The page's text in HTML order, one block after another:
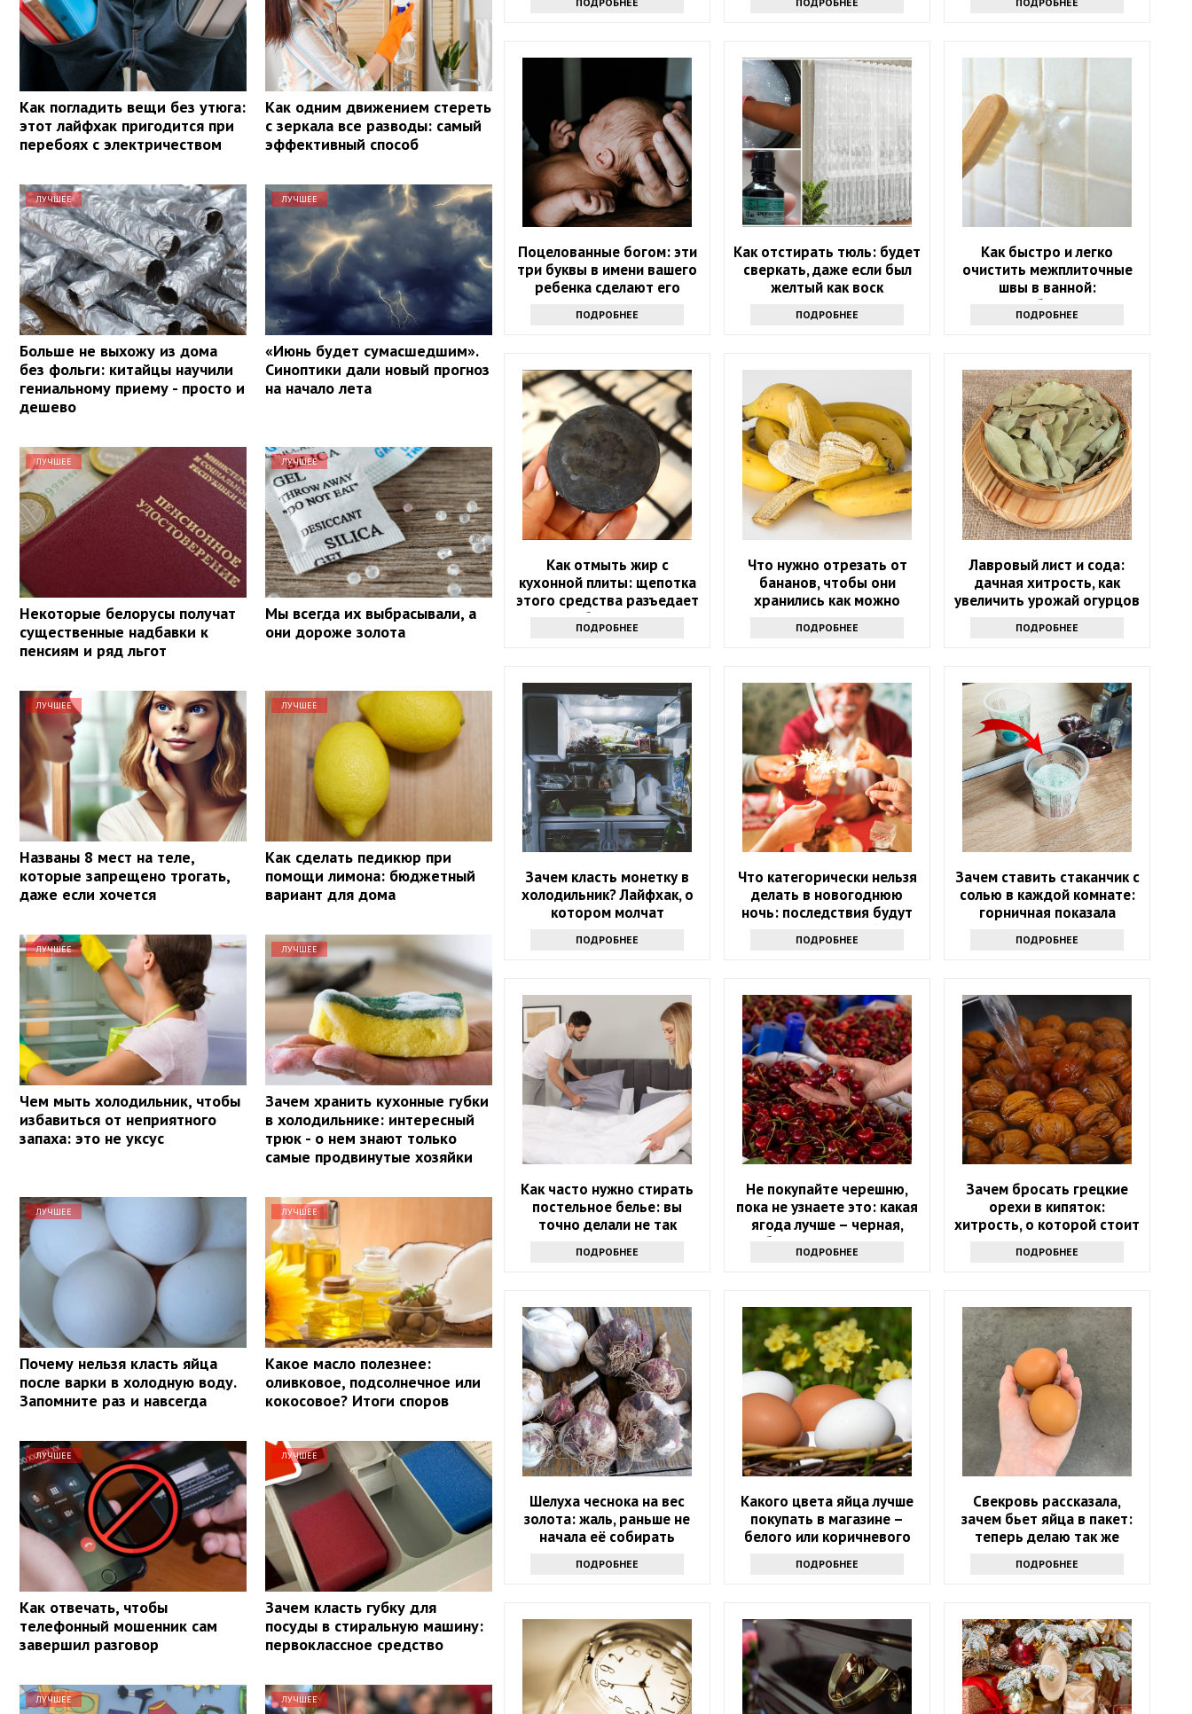
Как погладить вещи без утюга:
этот лайфхак пригодится при
перебоях с электричеством
Как одним движением стереть
с зеркала все разводы: самый
эффективный способ
ЛУЧШЕЕ
Больше не выхожу из дома
без фольги: китайцы научили
гениальному приему - просто и
дешево
ЛУЧШЕЕ
«Июнь будет сумасшедшим».
Синоптики дали новый прогноз
на начало лета
ЛУЧШЕЕ
Некоторые белорусы получат
существенные надбавки к
пенсиям и ряд льгот
ЛУЧШЕЕ
Мы всегда их выбрасывали, а
они дороже золота
ЛУЧШЕЕ
Названы 8 мест на теле,
которые запрещено трогать,
даже если хочется
ЛУЧШЕЕ
Как сделать педикюр при
помощи лимона: бюджетный
вариант для дома
ЛУЧШЕЕ
Чем мыть холодильник, чтобы
избавиться от неприятного
запаха: это не уксус
ЛУЧШЕЕ
Зачем хранить кухонные губки
в холодильнике: интересный
трюк - о нем знают только
самые продвинутые хозяйки
ЛУЧШЕЕ
Почему нельзя класть яйца
после варки в холодную воду.
Запомните раз и навсегда
ЛУЧШЕЕ
Какое масло полезнее:
оливковое, подсолнечное или
кокосовое? Итоги споров
ЛУЧШЕЕ
Как отвечать, чтобы
телефонный мошенник сам
завершил разговор
ЛУЧШЕЕ
Зачем класть губку для
посуды в стиральную машину:
первоклассное средство
ЛУЧШЕЕ ЛУЧШЕЕ
Поцелованные богом: эти
три буквы в имени вашего
ребенка сделают его
ПОДРОБНЕЕ
Как отстирать тюль: будет
сверкать, даже если был
желтый как воск
ПОДРОБНЕЕ
Как быстро и легко
очистить межплиточные
швы в ванной:
понадобится соль
ПОДРОБНЕЕ
Как отмыть жир с
кухонной плиты: щепотка
этого средства разъедает
любую грязь
ПОДРОБНЕЕ
Что нужно отрезать от
бананов, чтобы они
хранились как можно
маленькая хитрость
ПОДРОБНЕЕ
Лавровый лист и сода:
дачная хитрость, как
увеличить урожай огурцов
ПОДРОБНЕЕ
Зачем класть монетку в
холодильник? Лайфхак, о
котором молчат
ПОДРОБНЕЕ
Что категорически нельзя
делать в новогоднюю
ночь: последствия будут
на весь следующий год
ПОДРОБНЕЕ
Зачем ставить стаканчик с
солью в каждой комнате:
горничная показала
ПОДРОБНЕЕ
Как часто нужно стирать
постельное белье: вы
точно делали не так
ПОДРОБНЕЕ
Не покупайте черешню,
пока не узнаете это: какая
ягода лучше – черная,
белая или розовая
ПОДРОБНЕЕ
Зачем бросать грецкие
орехи в кипяток:
хитрость, о которой стоит
ПОДРОБНЕЕ
Шелуха чеснока на вес
золота: жаль, раньше не
начала её собирать
ПОДРОБНЕЕ
Какого цвета яйца лучше
покупать в магазине –
белого или коричневого
ПОДРОБНЕЕ
Свекровь рассказала,
зачем бьет яйца в пакет:
теперь делаю так же
ПОДРОБНЕЕ